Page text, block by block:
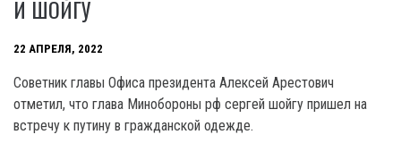
И ШОЙГУ
22 АПРЕЛЯ, 2022
Советник главы Офиса президента Алексей Арестович
отметил, что глава Минобороны рф сергей шойгу пришел на
встречу к путину в гражданской одежде.